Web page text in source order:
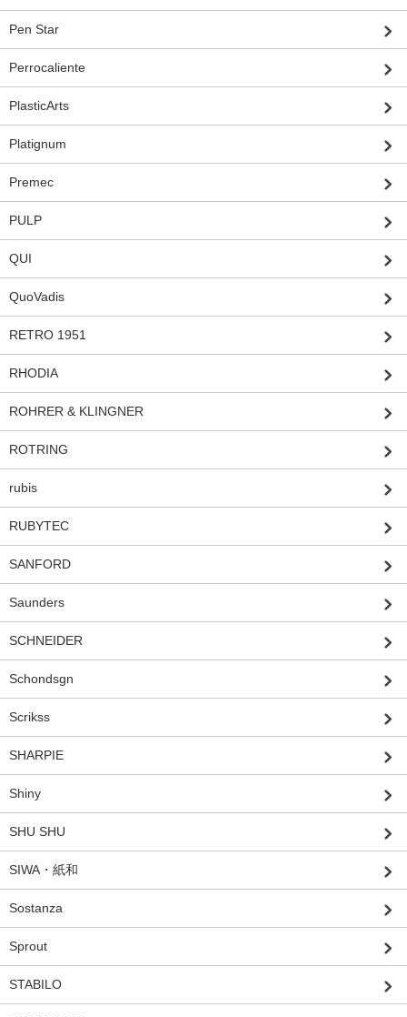
Pen Star
Perrocaliente
PlasticArts
Platignum
Premec
PULP
QUI
QuoVadis
RETRO 1951
RHODIA
ROHRER & KLINGNER
ROTRING
rubis
RUBYTEC
SANFORD
Saunders
SCHNEIDER
Schondsgn
Scrikss
SHARPIE
Shiny
SHU SHU
SIWA・紙和
Sostanza
Sprout
STABILO